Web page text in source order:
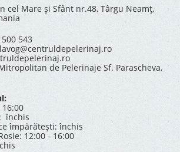
cel Mare și Sfânt nr.48, Târgu Neamț,
543
de Pelerinaje Sf. Parascheva,
închis
împărătești: închis
12:00 - 16:00